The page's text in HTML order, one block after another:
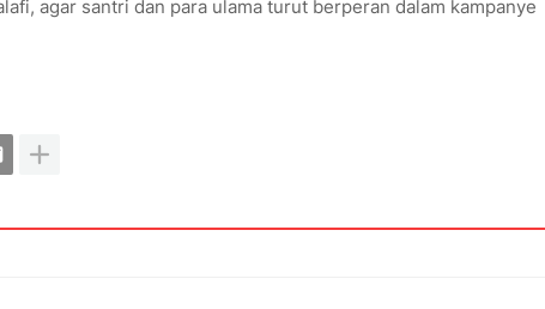
agar santri dan para ulama turut berperan dalam kampanye